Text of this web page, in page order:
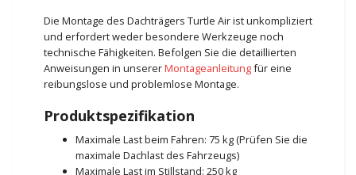
Die Montage des Dachträgers Turtle Air ist unkompliziert
und erfordert weder besondere Werkzeuge noch
technische Fähigkeiten. Befolgen Sie die detaillierten
Anweisungen in unsererMontageanleitungfür eine
reibungslose und problemlose Montage.
Produktspezifikation
Maximale Last beim Fahren: 75 kg (Prüfen Sie die
maximale Dachlast des Fahrzeugs)
Maximale Last im Stillstand: 250 kg